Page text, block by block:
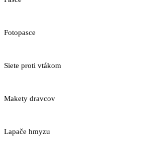
Fotopasce
Siete proti vtákom
Makety dravcov
Lapače hmyzu